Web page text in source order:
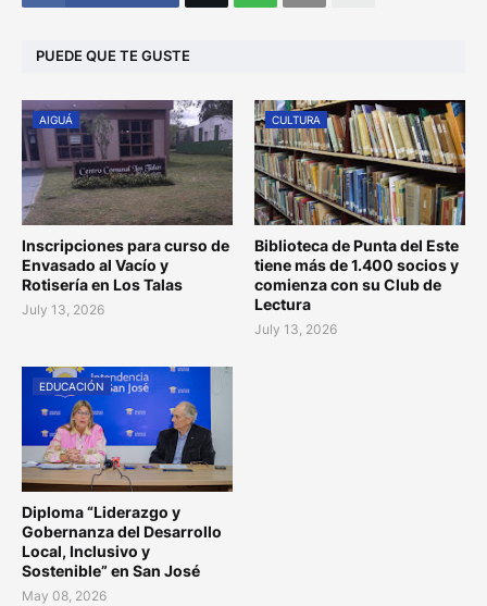
PUEDE QUE TE GUSTE
AIGUÁ
Inscripciones para curso de
Envasado al Vacío y
Rotisería en Los Talas
July 13, 2026
CULTURA
Biblioteca de Punta del Este
tiene más de 1.400 socios y
comienza con su Club de
Lectura
July 13, 2026
EDUCACIÓN
Diploma “Liderazgo y
Gobernanza del Desarrollo
Local, Inclusivo y
Sostenible” en San José
May 08, 2026